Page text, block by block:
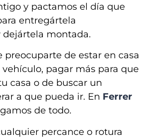
y pactamos el día que
entregártela
dejártela montada.
preocuparte de estar en casa
pagar más para que
casa o de buscar un
a que pueda ir. En Ferrer
de todo.
percance o rotura